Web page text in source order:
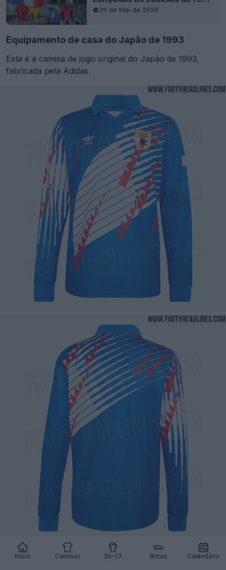
Início Camisas 26-27 Botas Calendário
26 de Mai de 2026
Equipamento de casa do Japão de 1993
Esta é a camisa de jogo original do Japão de 1993,
fabricada pela Adidas.